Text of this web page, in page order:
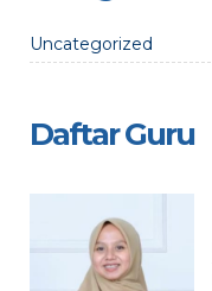
Uncategorized
Daftar Guru